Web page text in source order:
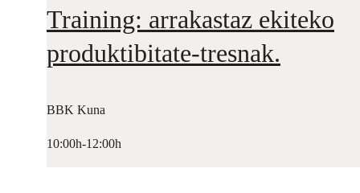
Training: arrakastaz ekiteko
produktibitate-tresnak.
BBK Kuna
10:00h-12:00h